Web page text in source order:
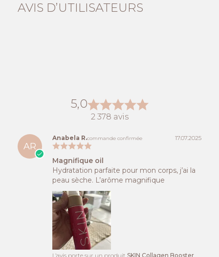
AVIS D’UTILISATEURS
5,0
2 378 avis
AR
Anabela R.commande confirmée 17.07.2025
Magnifique oil
Hydratation parfaite pour mon corps, j’ai la
peau sèche. L’arôme magnifique
L’avis porte sur un produit SKIN Collagen Booster